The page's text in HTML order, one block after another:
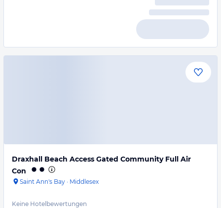
Draxhall Beach Access Gated Community Full Air
Con
Saint Ann's Bay · Middlesex
Keine Hotelbewertungen